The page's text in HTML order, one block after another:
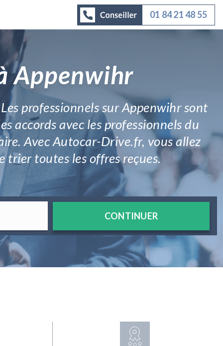
01 84 21 48 55
Appenwihr
professionnels sur Appenwihr sont
accords avec les professionnels du
Avec Autocar-Drive.fr, vous allez
trier toutes les offres reçues.
CONTINUER